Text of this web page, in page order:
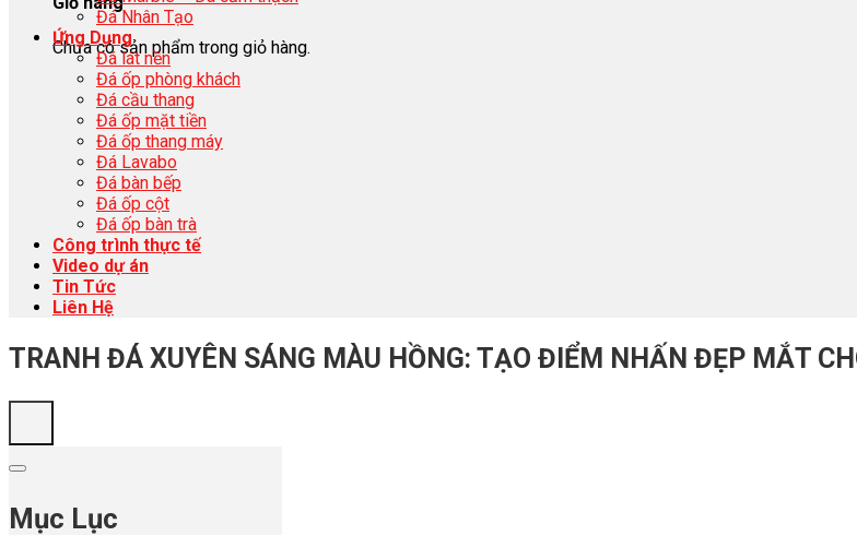
Chưa có sản phẩm trong giỏ hàng.
Đá Nhân Tạo
Ứng Dụng
Đá lát nền
Đá ốp phòng khách
Đá cầu thang
Đá ốp mặt tiền
Đá ốp thang máy
Đá Lavabo
Đá bàn bếp
Đá ốp cột
Đá ốp bàn trà
Công trình thực tế
Video dự án
Tin Tức
Liên Hệ
TRANH ĐÁ XUYÊN SÁNG MÀU HỒNG: TẠO ĐIỂM NHẤN ĐẸP MẮT
Mục Lục